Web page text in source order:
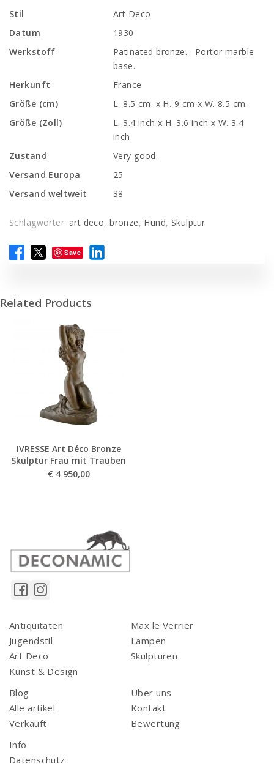
Stil
Art Deco
Datum
1930
Werkstoff
Patinated bronze. Portor marble
base.
Herkunft
France
Größe (cm)
L. 8.5 cm. x H. 9 cm x W. 8.5 cm.
Größe (Zoll)
L. 3.4 inch x H. 3.6 inch x W. 3.4
inch.
Zustand
Very good.
Versand Europa
25
Versand weltweit
38
Schlagwörter: art deco,bronze, Hund, Skulptur
Save
Related Products
IVRESSE Art Déco Bronze
Skulptur Frau mit Trauben
€ 4 950,00
Antiquitäten
Jugendstil
Art Deco
Kunst & Design
Max le Verrier
Lampen
Skulpturen
Blog
Alle artikel
Verkauft
Uber uns
Kontakt
Bewertung
Info
Datenschutz